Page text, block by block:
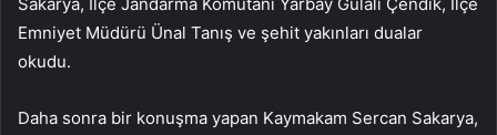
Emniyet Müdürü Ünal Tanış ve şehit yakınları dualar
okudu.
Daha sonra bir konuşma yapan Kaymakam Sercan Sakarya,